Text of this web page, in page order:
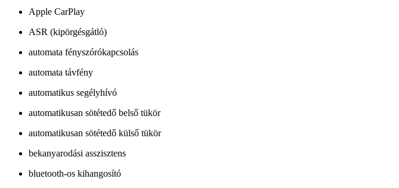
Apple CarPlay
ASR (kipörgésgátló)
automata fényszórókapcsolás
automata távfény
automatikus segélyhívó
automatikusan sötétedő belső tükör
automatikusan sötétedő külső tükör
bekanyarodási asszisztens
bluetooth-os kihangosító